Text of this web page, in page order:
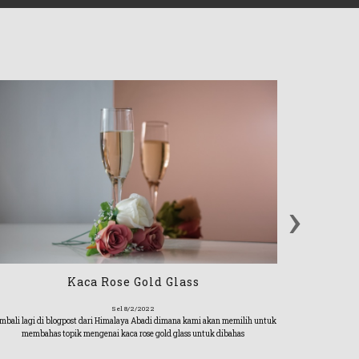
Kaca Rose Gold Glass
Sel 8/2/2022
lagi di blogpost dari Himalaya Abadi dimana kami akan memilih untuk
membahas topik mengenai kaca rose gold glass untuk dibahas
›